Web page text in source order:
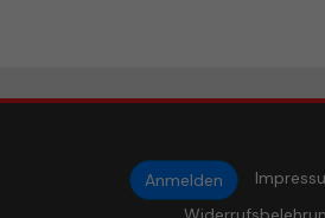
Anmelden